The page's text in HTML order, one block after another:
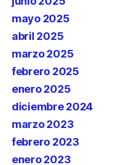
mayo 2025
abril 2025
marzo 2025
febrero 2025
enero 2025
diciembre 2024
marzo 2023
febrero 2023
enero 2023